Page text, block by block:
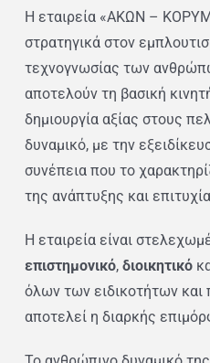
Η εταιρεία «ΑΚΩΝ –
στρατηγικά στον
τεχνογνωσίας των
αποτελούν τη βασική
δημιουργία αξίας στους
δυναμικό, με την
συνέπεια που το
της ανάπτυξης και
Η εταιρεία είναι
επιστημονικό, διοικητικό
όλων των ειδικοτήτων και
αποτελεί η διαρκής